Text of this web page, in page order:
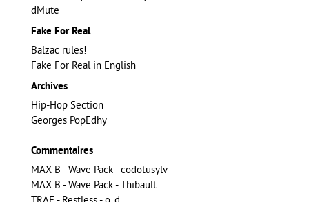
dMute
Fake For Real
Balzac rules!
Fake For Real in English
Archives
Hip-Hop Section
Georges PopEdhy
Commentaires
MAX B - Wave Pack - codotusylv
MAX B - Wave Pack - Thibault